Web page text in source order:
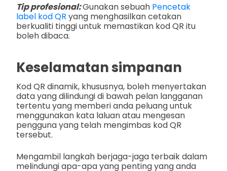
Tip profesional:Gunakan sebuah Pencetak
label kod QR yang menghasilkan cetakan
berkualiti tinggi untuk memastikan kod QR itu
boleh dibaca.
Keselamatan simpanan
Kod QR dinamik, khususnya, boleh menyertakan
data yang dilindungi di bawah pelan langganan
tertentu yang memberi anda peluang untuk
menggunakan kata laluan atau mengesan
pengguna yang telah mengimbas kod QR
tersebut.
Mengambil langkah berjaga-jaga terbaik dalam
melindungi apa-apa yang penting yang anda